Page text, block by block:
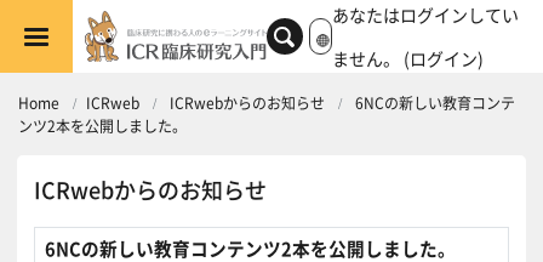
メインコンテンツへスキップする
あなたはログインしてい
ません。 (ログイン)
Home ICRweb ICRwebからのお知らせ
6NCの新しい教育コンテ
ンツ2本を公開しました。
ICRwebからのお知らせ
6NCの新しい教育コンテンツ2本を公開しました。